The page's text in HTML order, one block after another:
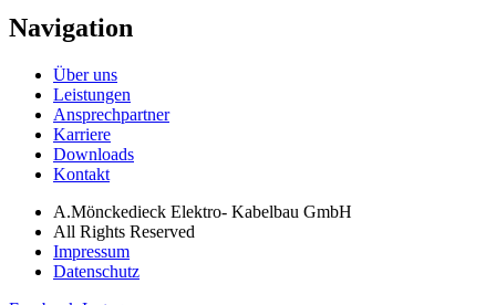
Navigation
Über uns
Leistungen
Ansprechpartner
Karriere
Downloads
Kontakt
A.Mönckedieck Elektro- Kabelbau GmbH
All Rights Reserved
Impressum
Datenschutz